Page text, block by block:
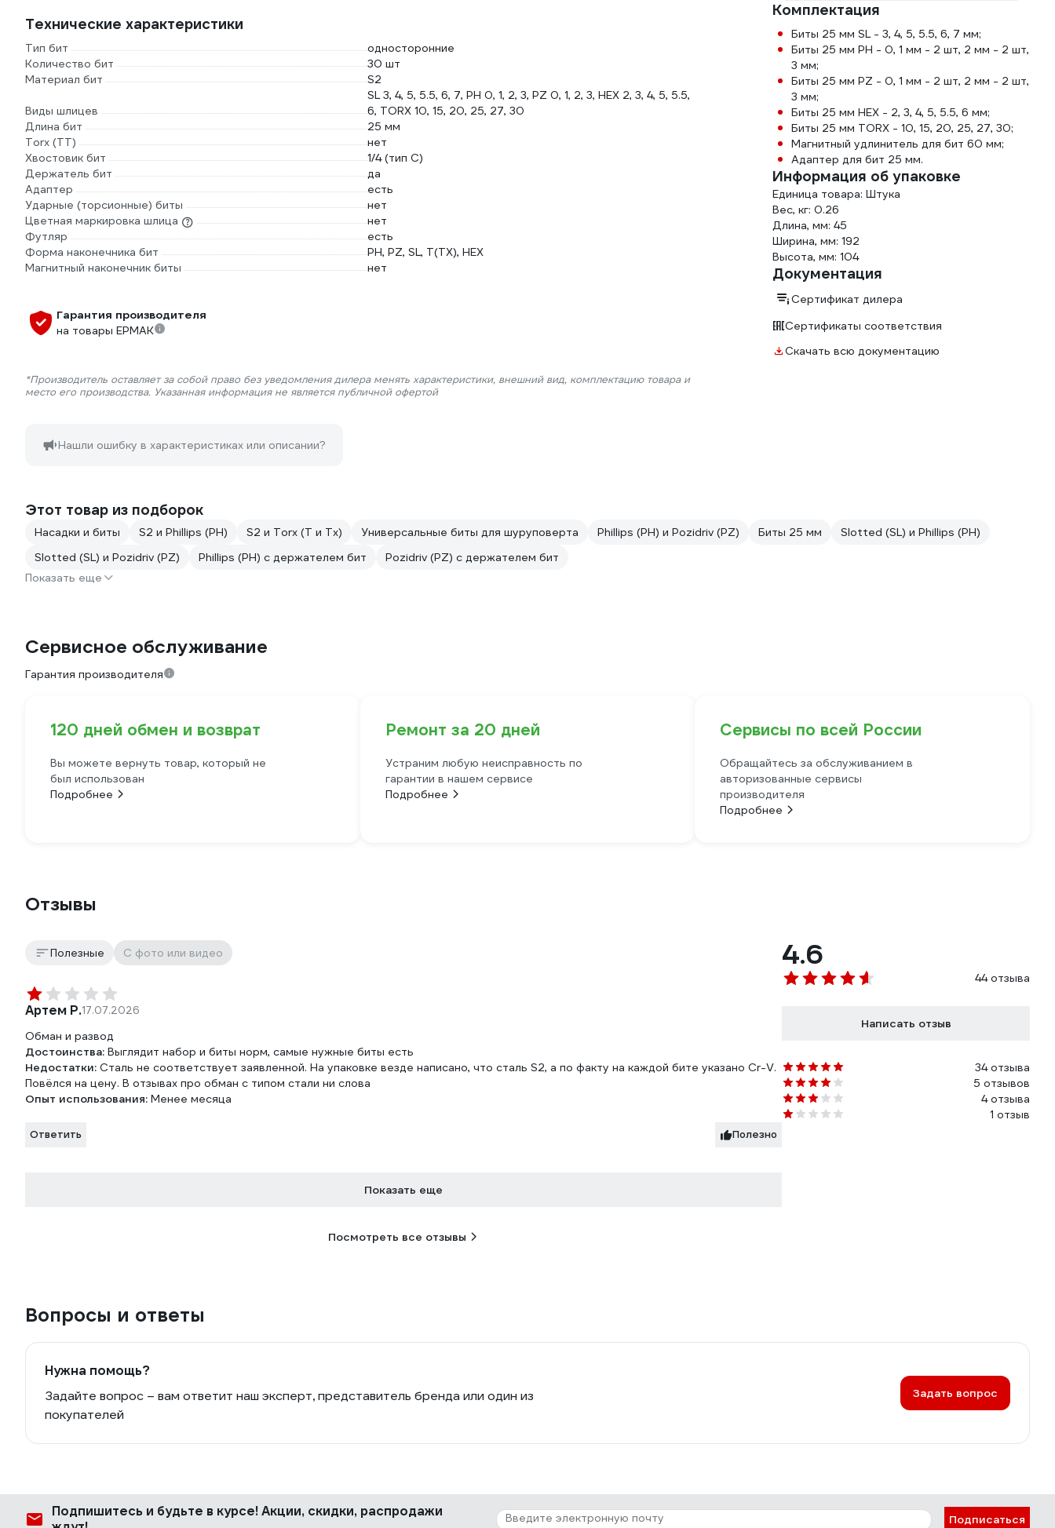
Технические характеристики
Тип бит
односторонние
Количество бит
30 шт
Материал бит
S2
Виды шлицев
SL 3, 4, 5, 5.5, 6, 7, PH 0, 1, 2, 3, PZ 0, 1, 2, 3, HEX 2, 3, 4, 5, 5.5,
6, TORX 10, 15, 20, 25, 27, 30
Длина бит
25 мм
Torx (TT)
нет
Хвостовик бит
1/4 (тип С)
Держатель бит
да
Адаптер
есть
Ударные (торсионные) биты
нет
Цветная маркировка шлица
нет
Футляр
есть
Форма наконечника бит
PH, PZ, SL, T(TX), HEX
Магнитный наконечник биты
нет
Гарантия производителя
на товары ЕРМАК
*Производитель оставляет за собой право без уведомления дилера менять характеристики, внешний вид, комплектацию товара и
место его производства. Указанная информация не является публичной офертой
Нашли ошибку в характеристиках или описании?
Комплектация
Биты 25 мм SL - 3, 4, 5, 5.5, 6, 7 мм;
Биты 25 мм PH - 0, 1 мм - 2 шт, 2 мм - 2 шт,
3 мм;
Биты 25 мм PZ - 0, 1 мм - 2 шт, 2 мм - 2 шт,
3 мм;
Биты 25 мм HEX - 2, 3, 4, 5, 5.5, 6 мм;
Биты 25 мм TORX - 10, 15, 20, 25, 27, 30;
Магнитный удлинитель для бит 60 мм;
Адаптер для бит 25 мм.
Информация об упаковке
Единица товара: Штука
Вес, кг: 0.26
Длина, мм: 45
Ширина, мм: 192
Высота, мм: 104
Документация
Сертификат дилера
Сертификаты соответствия
Скачать всю документацию
Этот товар из подборок
Насадки и биты S2 и Phillips (PH) S2 и Torx (T и Tx) Универсальные биты для шуруповерта Phillips (PH) и Pozidriv (PZ) Биты 25 мм
Slotted (SL) и Phillips (PH)
Slotted (SL) и Pozidriv (PZ)
Phillips (PH) с держателем бит
Pozidriv (PZ) с держателем бит
Показать еще
Сервисное обслуживание
Гарантия производителя
120 дней обмен и возврат
Вы можете вернуть товар, который не
был использован
Подробнее
Ремонт за 20 дней
Устраним любую неисправность по
гарантии в нашем сервисе
Подробнее
Сервисы по всей России
Обращайтесь за обслуживанием в
авторизованные сервисы
производителя
Подробнее
Отзывы
4.6
44 отзыва
Написать отзыв
34 отзыва
5 отзывов
4 отзыва
1 отзыв
Полезные С фото или видео
Артем Р.17.07.2026
Обман и развод
Достоинства: Выглядит набор и биты норм, самые нужные биты есть
Недостатки: Сталь не соответствует заявленной. На упаковке везде написано, что сталь S2, а по факту на каждой бите указано Cr-V.
Повёлся на цену. В отзывах про обман с типом стали ни слова
Опыт использования: Менее месяца
Ответить Полезно
Показать еще
Посмотреть все отзывы
Вопросы и ответы
Нужна помощь?
Задайте вопрос – вам ответит наш эксперт, представитель бренда или один из
покупателей
Задать вопрос
Подпишитесь и будьте в курсе! Акции, скидки, распродажи
Подписаться